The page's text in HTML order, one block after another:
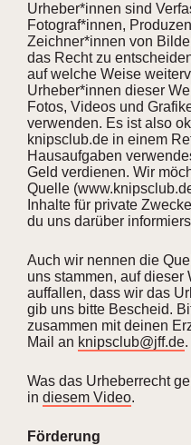
Urheber*innen sind
Fotograf*innen,
Zeichner*innen von
das Recht zu
auf welche Weise
Urheber*innen dieser
Fotos, Videos und
verwenden. Es ist also
knipsclub.de in einem
Hausaufgaben
Geld verdienen. Wir
Quelle
Inhalte für private
du uns darüber
Auch wir nennen die
uns stammen, auf dieser
auffallen, dass wir das
gib uns bitte Bescheid.
zusammen mit deinen
Mail an knipsclub@jff.de.
Was das Urheberrecht
in diesem Video.
Förderung